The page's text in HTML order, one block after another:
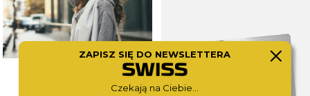
ZAPISZ SIĘ DO NEWSLETTERA
Czekają na Ciebie...